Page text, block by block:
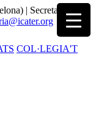
| Secretaria 93
COL·LEGIA'T